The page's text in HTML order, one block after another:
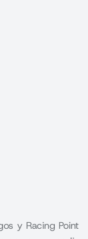
y Racing Point